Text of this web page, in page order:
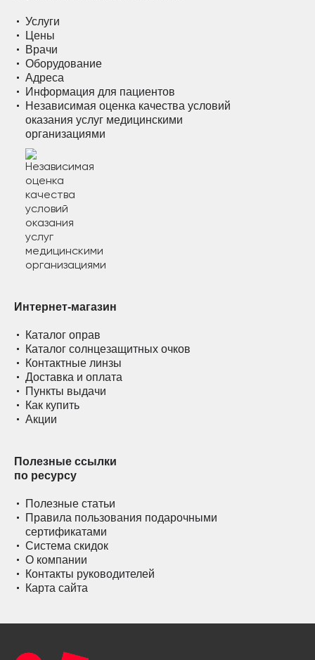
Услуги
Цены
Врачи
Оборудование
Адреса
Информация для пациентов
Независимая оценка качества условий
оказания услуг медицинскими
организациями
Интернет-магазин
Каталог оправ
Каталог солнцезащитных очков
Контактные линзы
Доставка и оплата
Пункты выдачи
Как купить
Акции
Полезные ссылки
по ресурсу
Полезные статьи
Правила пользования подарочными
сертификатами
Система скидок
О компании
Контакты руководителей
Карта сайта